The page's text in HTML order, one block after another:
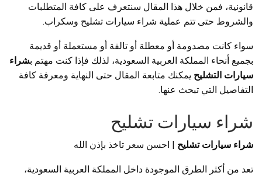
قانونية، فمن خلال هذا المقال سنتعرف على كافة المتطلبات
والشروط حتى تتم عملية شراء سيارات تشليح وسكراب.
سواء كانت مصدومة أو معطلة أو تالفة أو مستعملة أو قديمة
بجميع أنحاء المملكة العربية السعودية، لذلك فإذا كنت مهتم بشراء
سيارات التشليح يمكنك متابعة المقال حتى النهاية ومعرفة كافة
التفاصيل التي تبحث عنها.
شراء سيارات تشليح
شراء سيارات تشليح | احسن سعر تاخذ بإذن الله
تعد من أكثر الطرق الموجودة داخل المملكة العربية السعودية،